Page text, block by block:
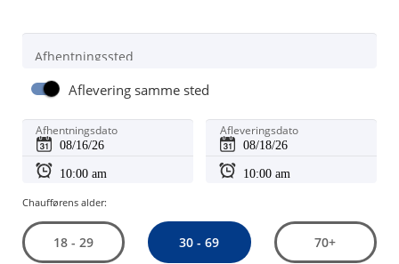
Afhentningssted
Aflevering samme sted
Afhentningsdato Afleveringsdato
Chaufførens alder:
18 - 29 30 - 69 70+